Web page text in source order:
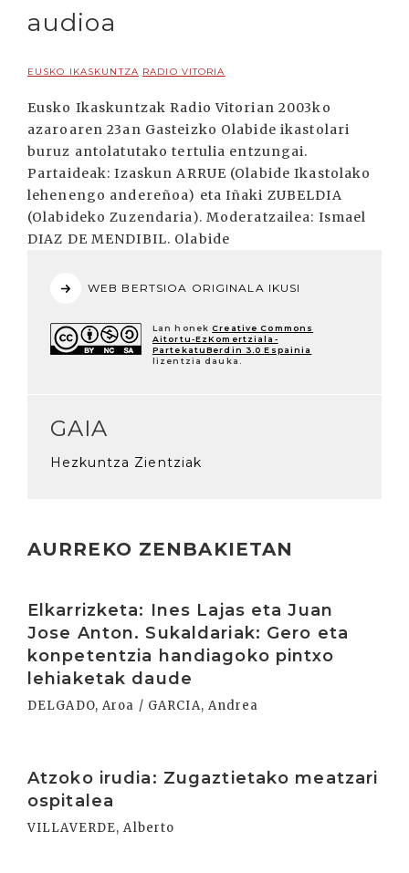
audioa
EUSKO IKASKUNTZA RADIO VITORIA
Eusko Ikaskuntzak Radio Vitorian 2003ko
azaroaren 23an Gasteizko Olabide ikastolari
buruz antolatutako tertulia entzungai.
Partaideak: Izaskun ARRUE (Olabide Ikastolako
lehenengo andereñoa) eta Iñaki ZUBELDIA
(Olabideko Zuzendaria). Moderatzailea: Ismael
DIAZ DE MENDIBIL. Olabide
WEB BERTSIOA ORIGINALA IKUSI
Lan honek Creative Commons
Aitortu-EzKomertziala-
PartekatuBerdin 3.0 Espainia
lizentzia dauka.
GAIA
Hezkuntza Zientziak
AURREKO ZENBAKIETAN
Elkarrizketa: Ines Lajas eta Juan
Jose Anton. Sukaldariak: Gero eta
konpetentzia handiagoko pintxo
lehiaketak daude
DELGADO, Aroa / GARCIA, Andrea
Atzoko irudia: Zugaztietako meatzari
ospitalea
VILLAVERDE, Alberto